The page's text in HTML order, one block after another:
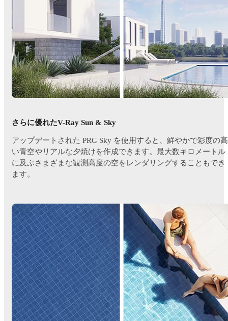
さらに優れたV-Ray Sun & Sky
アップデートされた PRG Sky を使用すると、鮮やかで彩度の高
い青空やリアルな夕焼けを作成できます。最大数キロメートル
に及ぶさまざまな観測高度の空をレンダリングすることもでき
ます。